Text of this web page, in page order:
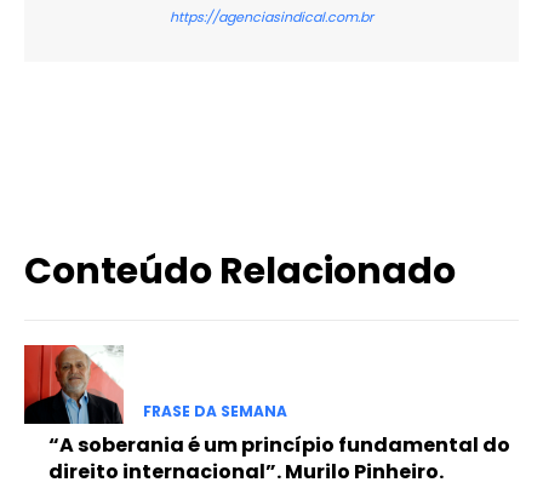
https://agenciasindical.com.br
Conteúdo Relacionado
FRASE DA SEMANA
“A soberania é um princípio fundamental do
direito internacional”. Murilo Pinheiro.